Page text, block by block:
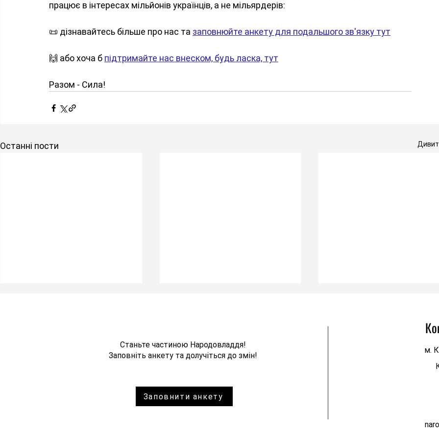
працює в інтересах мільйонів українців, а не мільярдерів:
📜 дізнавайтесь більше про нас та заповнюйте анкету для подальшого зв'язку тут
🙌 або хоча б підтримайте нас внеском, будь ласка, тут
Разом - Сила!
Останні пости
незаконне та несправедливе
рішення суду у справі щодо
потрібно українському народу,
Станьте частиною Народовладдя!
Заповніть анкету та долучіться до змін!
Заповнити анкету
м.